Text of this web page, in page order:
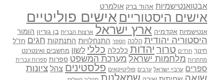
אבטואנטישמיות אהוד ברק אולמרט
אישים היסטוריים אישים פוליטיים
אנטישמיות אקדמיה ארץ ישראל ארצות הברית בן גוריון הומור
היסטוריה יהודית הלכה הספר התנחלויות התנתקות חגים חז"ל
חינוך חרדים טרור יהדות כלכלה כללי לשון מחשבים ואינטרנט
מחתרות מלחמות ישראל מערכת המשפט ספרות ספרות עברית
ספרים ערביי ישראל ערבים פוליטיקאים פלסטינים צהל ציונות
שואה שמאלנות